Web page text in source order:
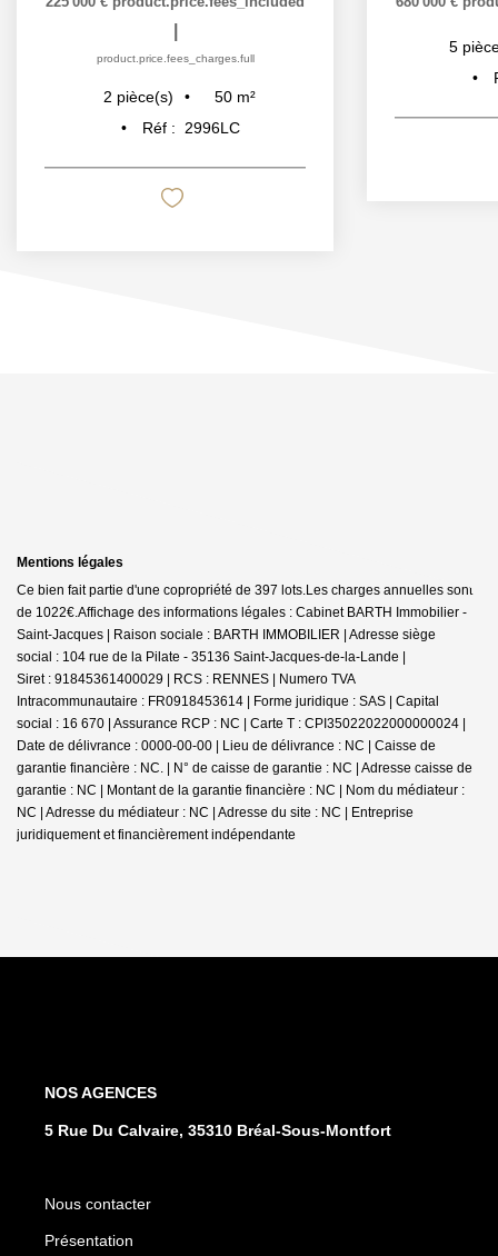
product.price.fees_charges.full
2 pièce(s) 50 m²
Réf :
2996LC
5
Mentions légales
Ce bien fait partie d'une copropriété de 397 lots.Les charges annuelles sont
de 1022€.Affichage des informations légales : Cabinet BARTH Immobilier -
Saint-Jacques | Raison sociale : BARTH IMMOBILIER | Adresse siège
social : 104 rue de la Pilate - 35136 Saint-Jacques-de-la-Lande |
Siret : 91845361400029 | RCS : RENNES | Numero TVA
Intracommunautaire : FR0918453614 | Forme juridique : SAS | Capital
social : 16 670 | Assurance RCP : NC | Carte T : CPI35022022000000024 |
Date de délivrance : 0000-00-00 | Lieu de délivrance : NC | Caisse de
garantie financière : NC. | N° de caisse de garantie : NC | Adresse caisse de
garantie : NC | Montant de la garantie financière : NC | Nom du médiateur :
NC | Adresse du médiateur : NC | Adresse du site : NC | Entreprise
juridiquement et financièrement indépendante
NOS AGENCES
5 Rue Du Calvaire, 35310 Bréal-Sous-Montfort
Nous contacter
Présentation